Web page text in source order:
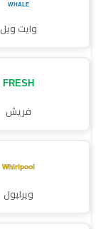
وايت ويل
فريش
ويرلبول